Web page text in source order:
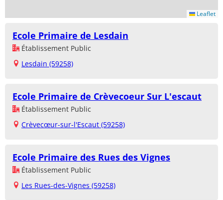
Leaflet
Ecole Primaire de Lesdain
Établissement Public
Lesdain (59258)
Ecole Primaire de Crèvecoeur Sur L'escaut
Établissement Public
Crèvecœur-sur-l'Escaut (59258)
Ecole Primaire des Rues des Vignes
Établissement Public
Les Rues-des-Vignes (59258)